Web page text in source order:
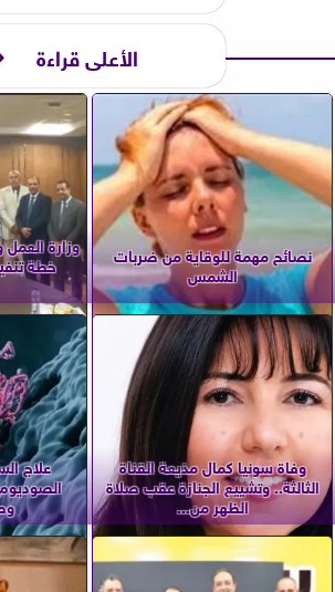
الأعلى قراءة
نصائح مهمة للوقاية من ضربات
الشمس
وزارة العمل
خطة
وفاة سونيا كمال مذيعة القناة
الثالثة.. وتشييع الجنازة عقب صلاة
الظهر من...
علاج